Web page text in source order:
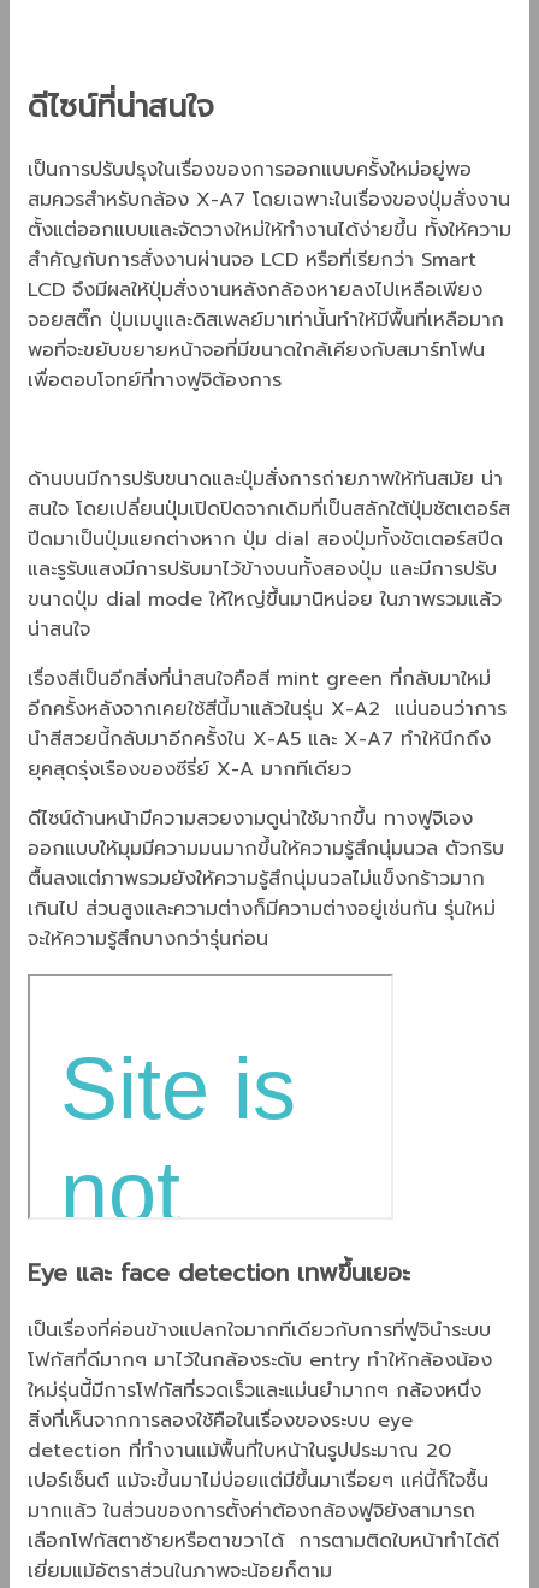
ดีไซน์ที่น่าสนใจ
เป็นการปรับปรุงในเรื่องของการออกแบบครั้งใหม่อยู่พอ
สมควรสำหรับกล้อง X-A7 โดยเฉพาะในเรื่องของปุ่มสั่งงาน
ตั้งแต่ออกแบบและจัดวางใหม่ให้ทำงานได้ง่ายขึ้น ทั้งให้ความ
สำคัญกับการสั่งงานผ่านจอ LCD หรือที่เรียกว่า Smart
LCD จึงมีผลให้ปุ่มสั่งงานหลังกล้องหายลงไปเหลือเพียง
จอยสติ๊ก ปุ่มเมนูและดิสเพลย์มาเท่านั้นทำให้มีพื้นที่เหลือมาก
พอที่จะขยับขยายหน้าจอที่มีขนาดใกล้เคียงกับสมาร์ทโฟน
เพื่อตอบโจทย์ที่ทางฟูจิต้องการ
ด้านบนมีการปรับขนาดและปุ่มสั่งการถ่ายภาพให้ทันสมัย น่า
สนใจ โดยเปลี่ยนปุ่มเปิดปิดจากเดิมที่เป็นสลักใต้ปุ่มชัตเตอร์ส
ปีดมาเป็นปุ่มแยกต่างหาก ปุ่ม dial สองปุ่มทั้งชัตเตอร์สปีด
และรูรับแสงมีการปรับมาไว้ข้างบนทั้งสองปุ่ม และมีการปรับ
ขนาดปุ่ม dial mode ให้ใหญ่ขึ้นมานิหน่อย ในภาพรวมแล้ว
น่าสนใจ
เรื่องสีเป็นอีกสิ่งที่น่าสนใจคือสี mint green ที่กลับมาใหม่
อีกครั้งหลังจากเคยใช้สีนี้มาแล้วในรุ่น X-A2 แน่นอนว่าการ
นำสีสวยนี้กลับมาอีกครั้งใน X-A5 และ X-A7 ทำให้นึกถึง
ยุคสุดรุ่งเรืองของซีรี่ย์ X-A มากทีเดียว
ดีไซน์ด้านหน้ามีความสวยงามดูน่าใช้มากขึ้น ทางฟูจิเอง
ออกแบบให้มุมมีความมนมากขึ้นให้ความรู้สึกนุ่มนวล ตัวกริบ
ตื้นลงแต่ภาพรวมยังให้ความรู้สึกนุ่มนวลไม่แข็งกร้าวมาก
เกินไป ส่วนสูงและความต่างก็มีความต่างอยู่เช่นกัน รุ่นใหม่
จะให้ความรู้สึกบางกว่ารุ่นก่อน
Eye และ face detection เทพขึ้นเยอะ
เป็นเรื่องที่ค่อนข้างแปลกใจมากทีเดียวกับการที่ฟูจินำระบบ
โฟกัสที่ดีมากๆ มาไว้ในกล้องระดับ entry ทำให้กล้องน้อง
ใหม่รุ่นนี้มีการโฟกัสที่รวดเร็วและแม่นยำมากๆ กล้องหนึ่ง
สิ่งที่เห็นจากการลองใช้คือในเรื่องของระบบ eye
detection ที่ทำงานแม้พื้นที่ใบหน้าในรูปประมาณ 20
เปอร์เซ็นต์ แม้จะขึ้นมาไม่บ่อยแต่มีขึ้นมาเรื่อยๆ แค่นี้ก็ใจชื้น
มากแล้ว ในส่วนของการตั้งค่าต้องกล้องฟูจิยังสามารถ
เลือกโฟกัสตาซ้ายหรือตาขวาได้ การตามติดใบหน้าทำได้ดี
เยี่ยมแม้อัตราส่วนในภาพจะน้อยก็ตาม